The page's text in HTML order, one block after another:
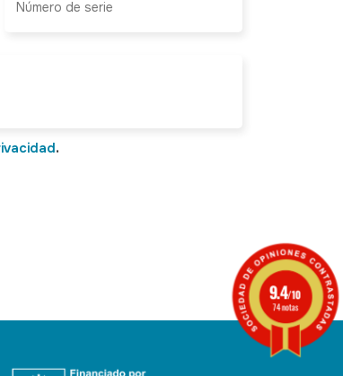
.
9.4/10
74 notas